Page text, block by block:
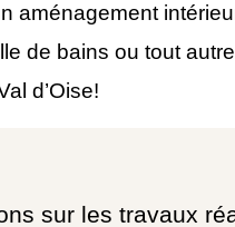
aménagement
de bains ou tout
d’Oise!
sur les travaux